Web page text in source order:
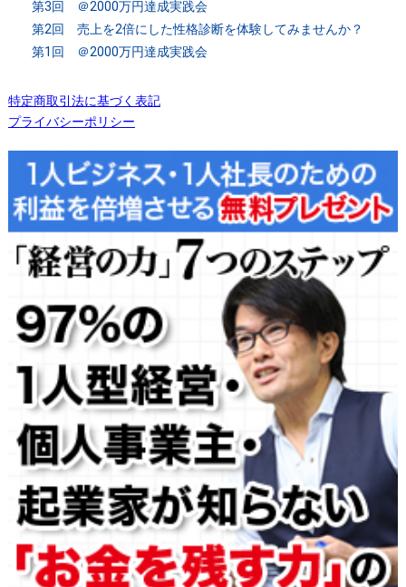
第3回 ＠2000万円達成実践会
第2回 売上を2倍にした性格診断を体験してみませんか？
第1回 ＠2000万円達成実践会
特定商取引法に基づく表記
プライバシーポリシー